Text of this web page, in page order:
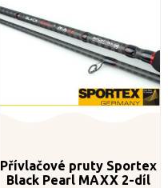
Přívlačové pruty Sportex
Black Pearl MAXX 2-díl